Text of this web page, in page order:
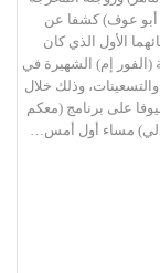
أبو عوف) كشفا عن
الأول الذي كان
إم) الشهيرة في
والتسعينات، وذلك خلال
على برنامج (معكم
مساء أول أمس…